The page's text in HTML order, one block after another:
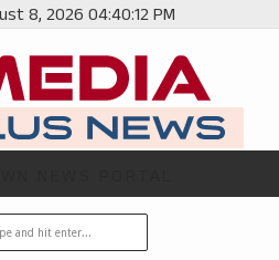
8, 2026 04:40:13 PM